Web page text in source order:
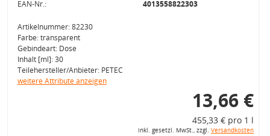
EAN-Nr.: 4013558822303
Artikelnummer: 82230
Farbe: transparent
Gebindeart: Dose
Inhalt [ml]: 30
Teilehersteller/Anbieter: PETEC
weitere Attribute anzeigen
13,66 €
455,33 € pro 1 l
inkl. gesetzl. MwSt., zzgl. Versandkosten